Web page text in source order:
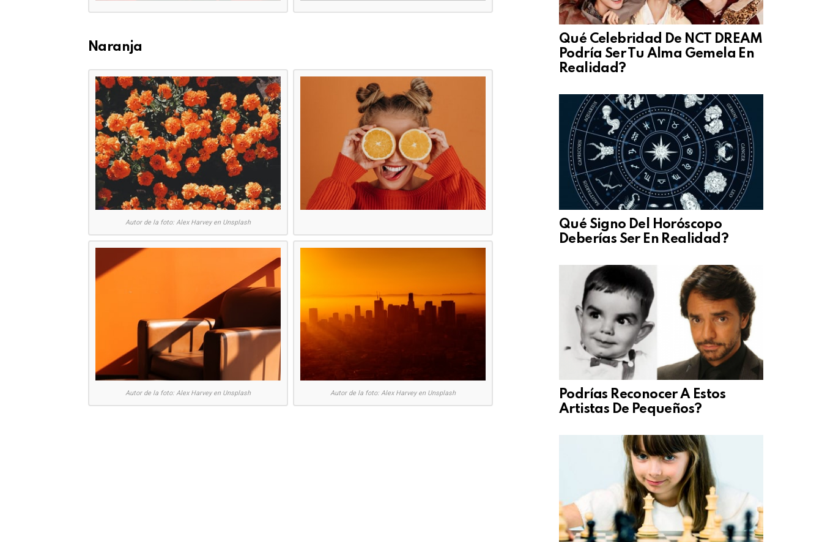
Naranja
Autor de la foto: Alex Harvey en Unsplash
Autor de la foto: Alex Harvey en Unsplash Autor de la foto: Alex Harvey en Unsplash
Qué Celebridad De NCT DREAM
Podría Ser Tu Alma Gemela En
Realidad?
Qué Signo Del Horóscopo
Deberías Ser En Realidad?
Podrías Reconocer A Estos
Artistas De Pequeños?